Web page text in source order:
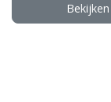
Bekijken